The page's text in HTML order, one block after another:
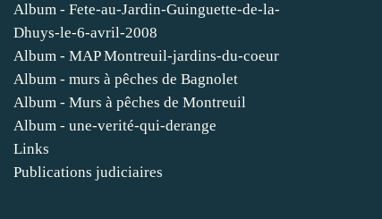
Album - Fete-au-Jardin-Guinguette-de-la-
Dhuys-le-6-avril-2008
Album - MAP Montreuil-jardins-du-coeur
Album - murs à pêches de Bagnolet
Album - Murs à pêches de Montreuil
Album - une-verité-qui-derange
Links
Publications judiciaires